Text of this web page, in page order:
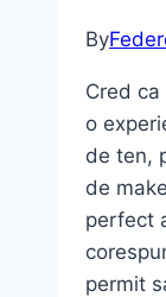
By
Cred
o
de ten,
de
perfect
permit